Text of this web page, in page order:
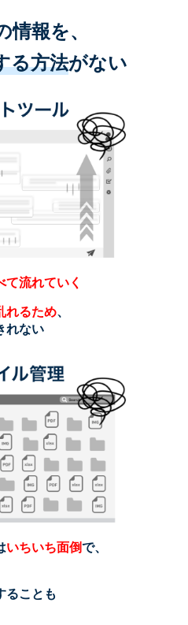
報を、
る方法がない
て流れていく
れるため、
れない
いちいち面倒で、
ることも